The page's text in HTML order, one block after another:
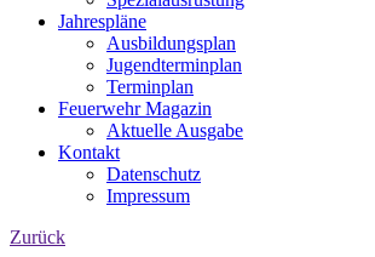
Jahrespläne
Ausbildungsplan
Jugendterminplan
Terminplan
Feuerwehr Magazin
Aktuelle Ausgabe
Kontakt
Datenschutz
Impressum
Zurück